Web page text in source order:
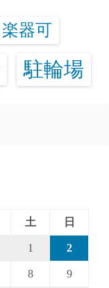
楽器可
駐輪場
土 日
1 2
8 9